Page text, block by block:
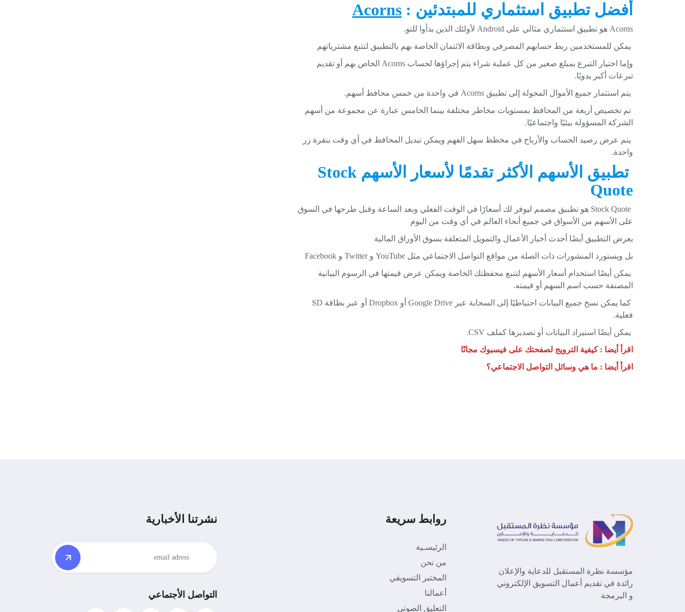
أفضل تطبيق استثماري للمبتدئين : Acorns
Acorns هو تطبيق استثماري مثالي على Android لأولئك الذين بدأوا للتو.
يمكن للمستخدمين ربط حسابهم المصرفي وبطاقة الائتمان الخاصة بهم بالتطبيق لتتبع مشترياتهم
وإما اختيار التبرع بمبلغ صغير من كل عملية شراء يتم إجراؤها لحساب Acorns الخاص بهم أو تقديم
تبرعات أكبر يدويًا.
يتم استثمار جميع الأموال المحولة إلى تطبيق Acorns في واحدة من خمس محافظ أسهم.
تم تخصيص أربعة من المحافظ بمستويات مخاطر مختلفة بينما الخامس عبارة عن مجموعة من أسهم
الشركة المسؤولة بيئيًا واجتماعيًا.
يتم عرض رصيد الحساب والأرباح في مخطط سهل الفهم ويمكن تبديل المحافظ في أي وقت بنقرة زر
واحدة.
تطبيق الأسهم الأكثر تقدمًا لأسعار الأسهم Stock
Quote
Stock Quote هو تطبيق مصمم ليوفر لك أسعارًا في الوقت الفعلي وبعد الساعة وقبل طرحها في السوق
على الأسهم من الأسواق في جميع أنحاء العالم في أي وقت من اليوم
يعرض التطبيق أيضًا أحدث أخبار الأعمال والتمويل المتعلقة بسوق الأوراق المالية
بل ويستورد المنشورات ذات الصلة من مواقع التواصل الاجتماعي مثل YouTube و Twitter و Facebook
يمكن أيضًا استخدام أسعار الأسهم لتتبع محفظتك الخاصة ويمكن عرض قيمتها في الرسوم البيانية
المصنفة حسب اسم السهم أو قيمته.
كما يمكن نسخ جميع البيانات احتياطيًا إلى السحابة عبر Google Drive أو Dropbox أو عبر بطاقة SD
فعلية.
يمكن أيضًا استيراد البيانات أو تصديرها كملف CSV.
اقرأ أيضا : كيفية الترويج لصفحتك على فيسبوك مجانًا
اقرأ أيضا : ما هي وسائل التواصل الاجتماعي؟
مؤسسة نظرة المستقبل للدعاية والإعلان
رائدة في تقديم أعمال التسويق الإلكتروني
و البرمجة
روابط سريعة
الرئيسـية
من نحن
المختبر التسويقي
أعمالنا
التعليق الصوتي
نشرتنا الأخبارية
التواصل الأجتماعي